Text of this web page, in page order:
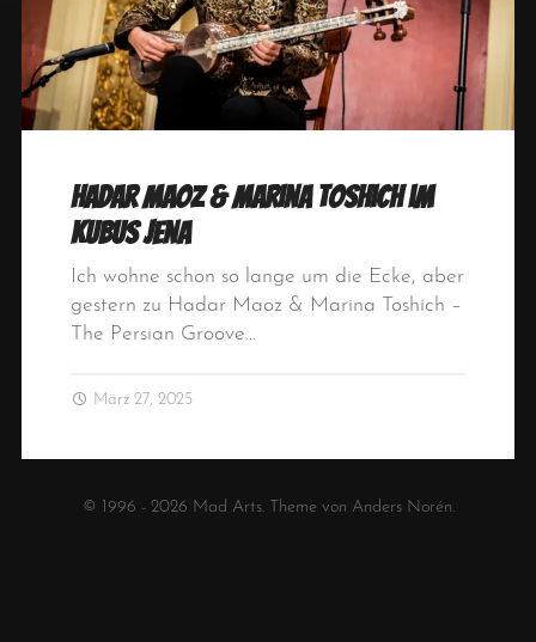
Hadar Maoz & Marina Toshich im
KuBuS Jena
Ich wohne schon so lange um die Ecke, aber
gestern zu Hadar Maoz & Marina Toshich –
The Persian Groove…
März 27, 2025
© 1996 - 2026 Mad Arts. Theme von Anders Norén.